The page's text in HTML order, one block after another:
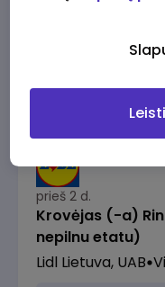
Lidl Lietuva, UAB
prieš 2 d.
Krovėjas (-a)
nepilnu etatu)
Lidl Lietuva, UAB